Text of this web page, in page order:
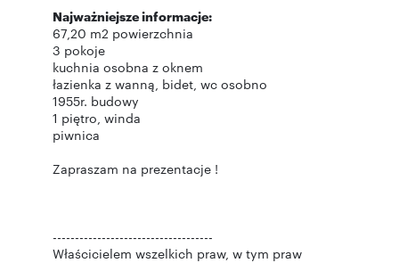
Najważniejsze informacje:
67,20 m2 powierzchnia
3 pokoje
kuchnia osobna z oknem
łazienka z wanną, bidet, wc osobno
1955r. budowy
1 piętro, winda
piwnica
Zapraszam na prezentacje !
------------------------------------
Właścicielem wszelkich praw, w tym praw